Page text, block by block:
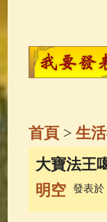
高
一
生
首頁> 生
大寶法王
明空
發表於